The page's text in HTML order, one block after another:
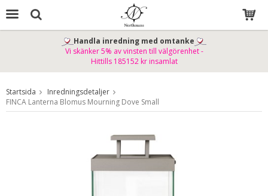
Produkten har blivit tillagd i varukorgen
Handla inredning med omtanke
Vi skänker 5% av vinsten till välgörenhet -
Hittills 185152 kr insamlat
Startsida
Inredningsdetaljer
FINCA Lanterna Blomus Mourning Dove Small